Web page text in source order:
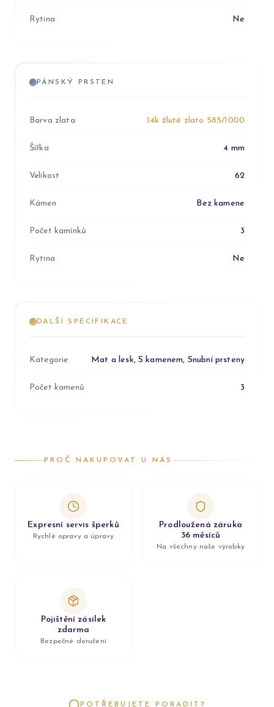
Rytina Ne
PÁNSKÝ PRSTEN
Barva zlata 14k žluté zlato 585/1000
Šířka 4 mm
Velikost 62
Kámen Bez kamene
Počet kamínků 3
Rytina Ne
DALŠÍ SPECIFIKACE
Kategorie Mat a lesk, S kamenem, Snubní prsteny
Počet kamenů 3
PROČ NAKUPOVAT U NÁS
Expresní servis šperků
Rychlé opravy a úpravy
Prodloužená záruka
36 měsíců
Na všechny naše výrobky
Pojištění zásilek
zdarma
Bezpečné doručení
POTŘEBUJETE PORADIT?